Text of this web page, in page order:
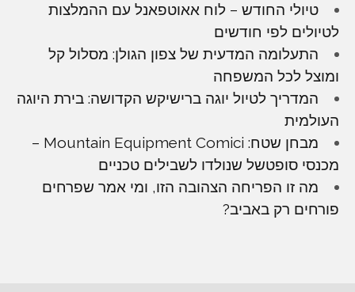
טיולי החודש – לוח אאוטפאנל עם ההמלצות
לטיולים לפי חודשים
התעלומה המדעית של צפון הגולן: מסלול קל
ומוצל לכל המשפחה
המדריך לטיול יוגה ברישיקש הקדושה: בירת היוגה
העולמית
מבחן שטח: Mountain Equipment Comici –
מכנסי סופטשל שנולדו לשבילים טכניים
מה זו הפריחה הצהובה הזו, ומי אמר שפרחים
פורחים רק באביב?